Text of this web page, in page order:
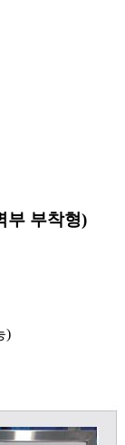
부 부착형)
)